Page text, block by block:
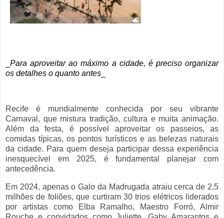
Para aproveitar ao máximo a cidade, é preciso organizar
os detalhes o quanto antes
Recife é mundialmente conhecida por seu vibrante
Carnaval, que mistura tradição, cultura e muita animação.
Além da festa, é possível aproveitar os passeios, as
comidas típicas, os pontos turísticos e as belezas naturais
da cidade. Para quem deseja participar dessa experiência
inesquecível em 2025, é fundamental planejar com
antecedência.
Em 2024, apenas o Galo da Madrugada atraiu cerca de 2,5
milhões de foliões, que curtiram 30 trios elétricos liderados
por artistas como Elba Ramalho, Maestro Forró, Almir